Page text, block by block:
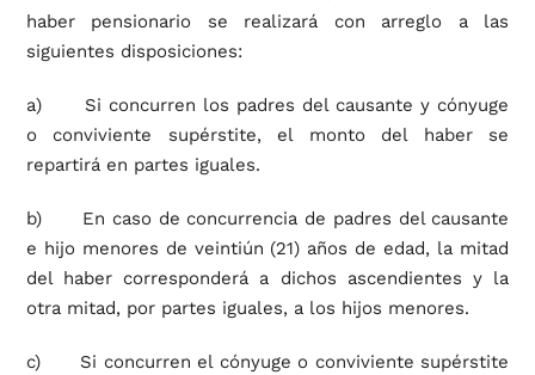
haber pensionario se realizará con arreglo a las
siguientes disposiciones:
a) Si concurren los padres del causante y cónyuge
o conviviente supérstite, el monto del haber se
repartirá en partes iguales.
b) En caso de concurrencia de padres del causante
e hijo menores de veintiún (21) años de edad, la mitad
del haber corresponderá a dichos ascendientes y la
otra mitad, por partes iguales, a los hijos menores.
c) Si concurren el cónyuge o conviviente supérstite